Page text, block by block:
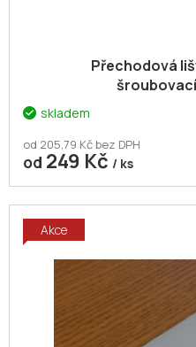
Přechodová
skladem
od 205,79 Kč bez DPH
od 249 Kč / ks
Akce